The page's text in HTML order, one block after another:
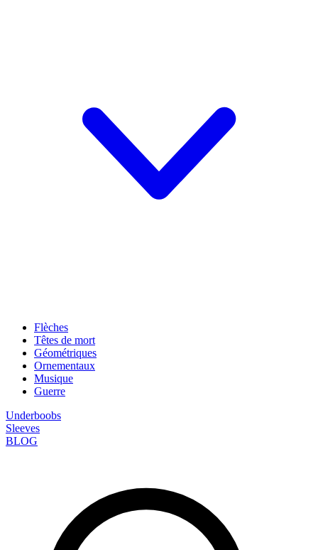
Flèches
Têtes de mort
Géométriques
Ornementaux
Musique
Guerre
Underboobs
Sleeves
BLOG